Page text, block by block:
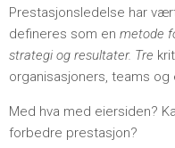
Prestasjonsledelse har
defineres som en metode
strategi og resultater. Tre
organisasjoners, teams
Med hva med eiersiden?
forbedre prestasjon?